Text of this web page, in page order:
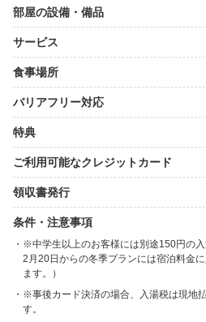
部屋の設備・備品
サービス
食事場所
バリアフリー対応
特典
ご利用可能なクレジットカード
領収書発行
条件・注意事項
※中学生以上のお客様には別途150円の
2月20日からの冬季プランには宿泊料金
ます。）
※事後カード決済の場合、入湯税は現地
す。